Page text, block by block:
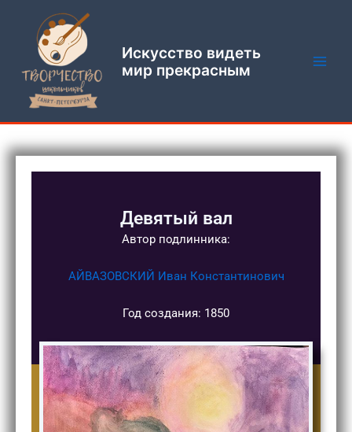
содержимому
Искусство видеть
мир прекрасным
Девятый вал
Автор подлинника:
АЙВАЗОВСКИЙ Иван Константинович
Год создания: 1850